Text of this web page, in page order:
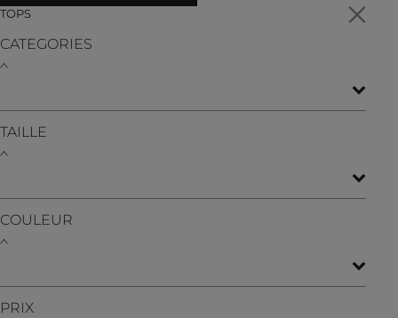
TOPS
CATEGORIES
TAILLE
COULEUR
PRIX